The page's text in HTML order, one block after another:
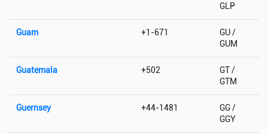
GLP
Guam +1-671
GU /
GUM
Guatemala +502
GT /
GTM
Guernsey +44-1481
GG /
GGY